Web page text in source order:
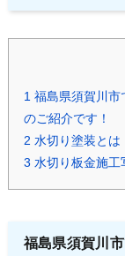
1 福島県須賀川市
のご紹介です！
2 水切り塗装とは
3 水切り板金施工
福島県須賀川